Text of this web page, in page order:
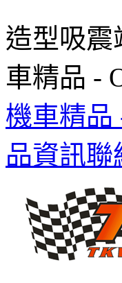
造型吸震
車精品 -
機車精品
品資訊聯